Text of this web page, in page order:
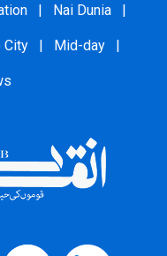
| Nai Dunia |
City | Mid-day |